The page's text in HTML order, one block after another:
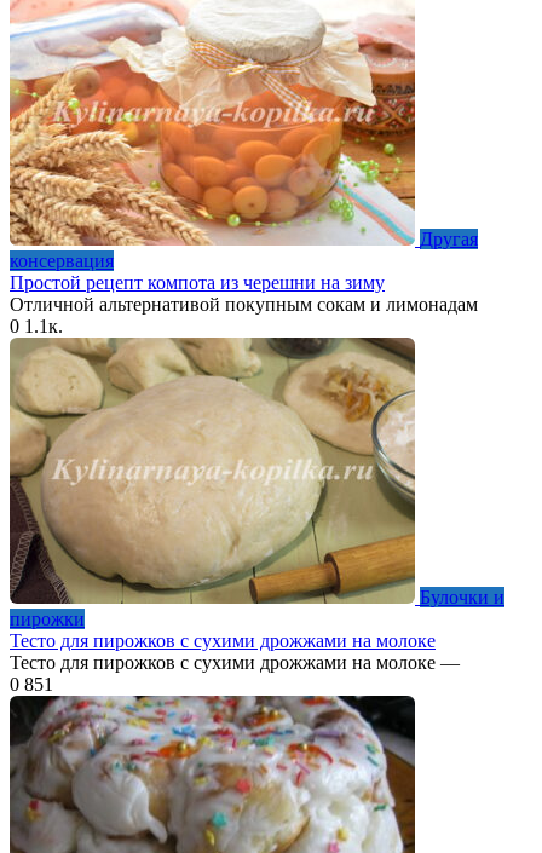
Другая
консервация
Простой рецепт компота из черешни на зиму
Отличной альтернативой покупным сокам и лимонадам
0 1.1к.
Булочки и
пирожки
Тесто для пирожков с сухими дрожжами на молоке
Тесто для пирожков с сухими дрожжами на молоке —
0 851